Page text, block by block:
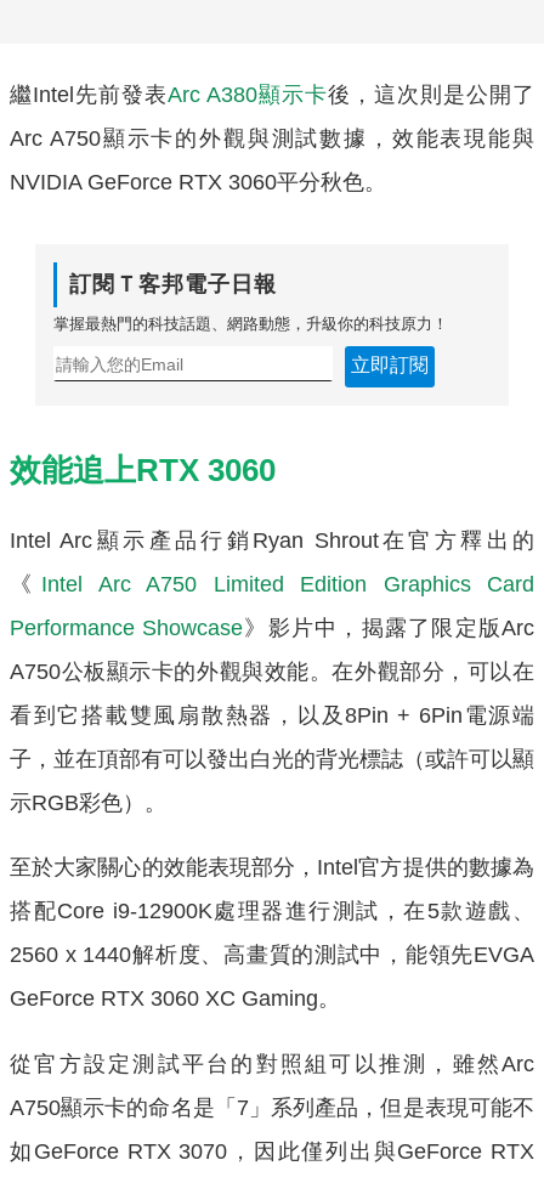
繼Intel先前發表Arc A380顯示卡後，這次則是公開了
Arc A750顯示卡的外觀與測試數據，效能表現能與
NVIDIA GeForce RTX 3060平分秋色。
訂閱Ｔ客邦電子日報
掌握最熱門的科技話題、網路動態，升級你的科技原力！
立即訂閱
效能追上RTX 3060
Intel Arc顯示產品行銷Ryan Shrout在官方釋出的
《 Intel Arc A750 Limited Edition Graphics Card
Performance Showcase》影片中，揭露了限定版Arc
A750公板顯示卡的外觀與效能。在外觀部分，可以在
看到它搭載雙風扇散熱器，以及8Pin + 6Pin電源端
子，並在頂部有可以發出白光的背光標誌（或許可以顯
示RGB彩色）。
至於大家關心的效能表現部分，Intel官方提供的數據為
搭配Core i9-12900K處理器進行測試，在5款遊戲、
2560 x 1440解析度、高畫質的測試中，能領先EVGA
GeForce RTX 3060 XC Gaming。
從官方設定測試平台的對照組可以推測，雖然Arc
A750顯示卡的命名是「7」系列產品，但是表現可能不
如GeForce RTX 3070，因此僅列出與GeForce RTX